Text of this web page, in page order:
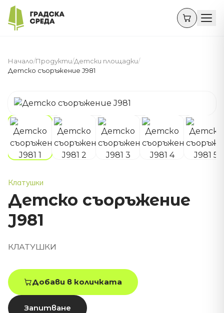
Начало/Продукти/Детски площадки/
Детско съоръжение J981
Клатушки
Детско съоръжение
J981
КЛАТУШКИ
Добави в количката
Запитване